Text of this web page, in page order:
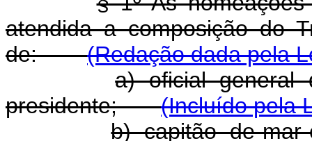
atendida a composição do
de:(Redação dada pela
a) oficial general
presidente;(Incluído pela
b) capitão de-